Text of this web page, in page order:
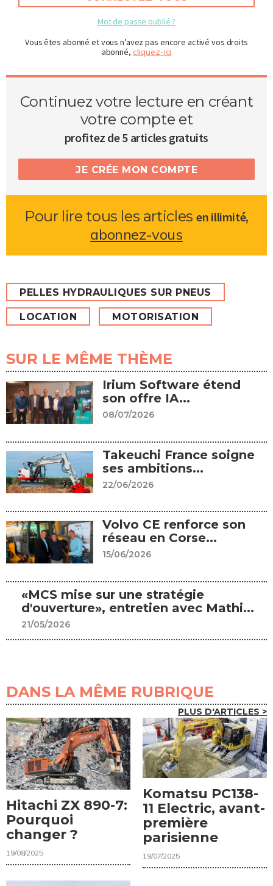
Mot de passe oublié ?
Vous êtes abonné et vous n’avez pas encore activé vos droits
abonné, cliquez-ici
Continuez votre lecture en créant
votre compte et
profitez de 5 articles gratuits
JE CRÉE MON COMPTE
Pour lire tous les articlesen illimité,
abonnez-vous
PELLES HYDRAULIQUES SUR PNEUS
LOCATION MOTORISATION
SUR LE MÊME THÈME
Irium Software étend
son offre IA...
08/07/2026
Takeuchi France soigne
ses ambitions...
22/06/2026
Volvo CE renforce son
réseau en Corse...
15/06/2026
«MCS mise sur une stratégie
d'ouverture», entretien avec Mathi...
21/05/2026
DANS LA MÊME RUBRIQUE
PLUS D'ARTICLES >
Hitachi ZX 890-7:
Pourquoi
changer ?
19/08/2025
Komatsu PC138-
11 Electric, avant-
première
parisienne
19/07/2025